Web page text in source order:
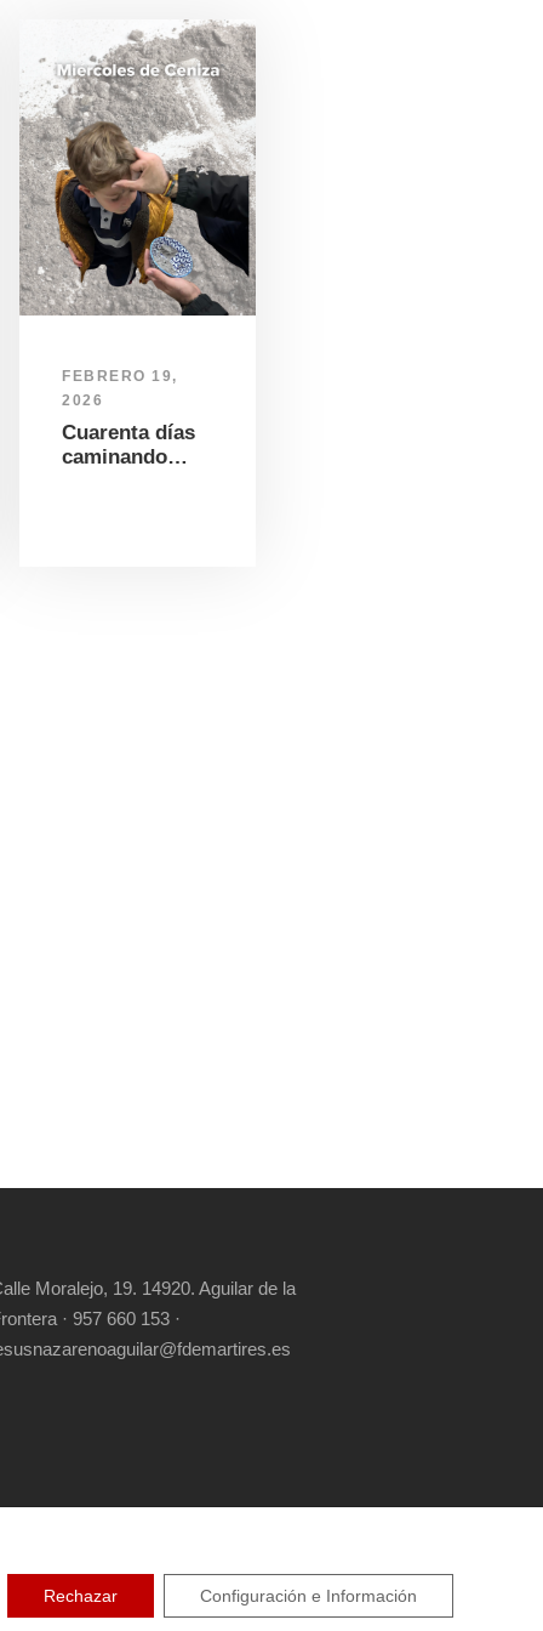
FEBRERO 19,
2026
Cuarenta días
caminando…
Moralejo, 19. 14920. Aguilar de la
· 957 660 153 ·
RESERVED
Rechazar Configuración e Información